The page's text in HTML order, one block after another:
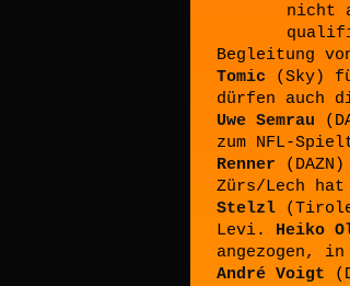
nicht
Begleitung
Tomic (Sky)
dürfen auch
Uwe Semrau
zum NFL-
Renner
Zürs/Lech hat
Stelzl
Levi. Heiko
angezogen,
André Voigt